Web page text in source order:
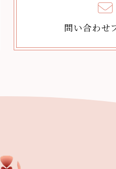
問い合わせ